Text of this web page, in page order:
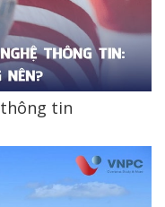
thông tin